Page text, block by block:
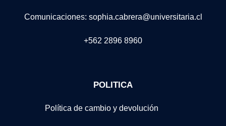
Comunicaciones: sophia.cabrera@universitaria.cl
+562 2896 8960
POLITICA
Política de cambio y devolución